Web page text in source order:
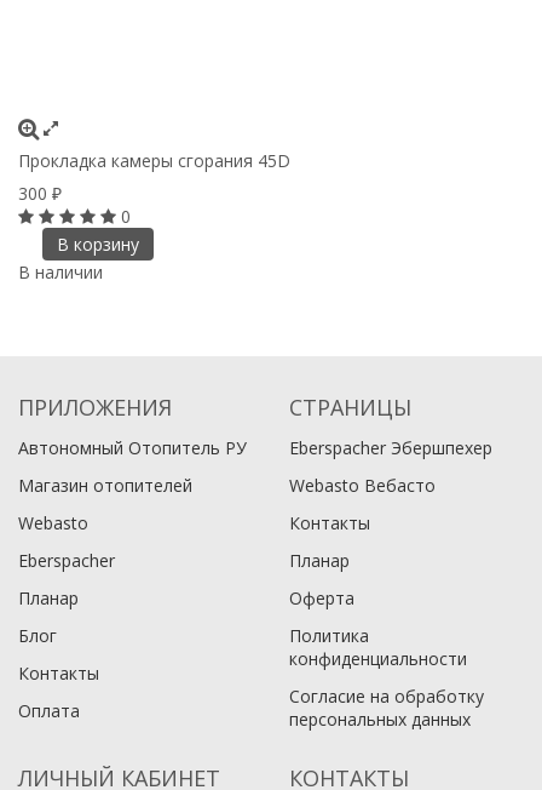
Прокладка камеры сгорания 45D
300 ₽
0
В корзину
В наличии
ПРИЛОЖЕНИЯ
Автономный Отопитель РУ
Магазин отопителей
Webasto
Eberspacher
Планар
Блог
Контакты
Оплата
СТРАНИЦЫ
Eberspacher Эбершпехер
Webasto Вебасто
Контакты
Планар
Оферта
Политика
конфиденциальности
Согласие на обработку
персональных данных
ЛИЧНЫЙ КАБИНЕТ КОНТАКТЫ